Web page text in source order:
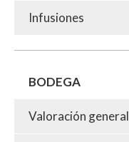
Infusiones
BODEGA
Valoración general